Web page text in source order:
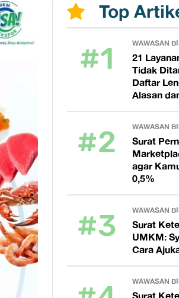
Top
#1 WAWASAN
21
Tidak
Daftar
Alasan
#2 WAWASAN
Surat
agar
0,5%
#3 WAWASAN
Surat
UMKM:
Cara
WAWASAN